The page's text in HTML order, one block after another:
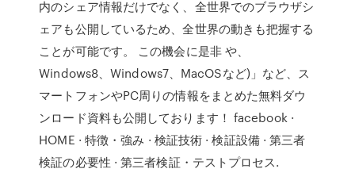
内のシェア情報だけでなく、全世界でのブラウザシ
ェアも公開しているため、全世界の動きも把握する
ことが可能です。 この機会に是非 や、
Windows8、Windows7、MacOSなど)」など、ス
マートフォンやPC周りの情報をまとめた無料ダウ
ンロード資料も公開しております！ facebook ·
HOME · 特徴・強み · 検証技術 · 検証設備 · 第三者
検証の必要性 · 第三者検証・テストプロセス.